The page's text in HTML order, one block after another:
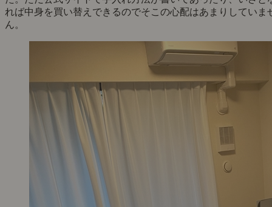
れば中身を買い替えできるのでそこの心配はあまりしていま
ん。